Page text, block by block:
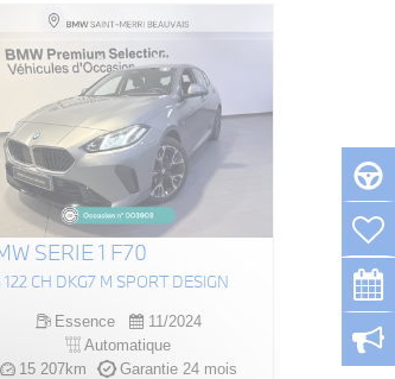
SERIE 1 F70
122 CH DKG7 M SPORT DESIGN
Essence
11/2024
Automatique
15 207km
Garantie 24 mois